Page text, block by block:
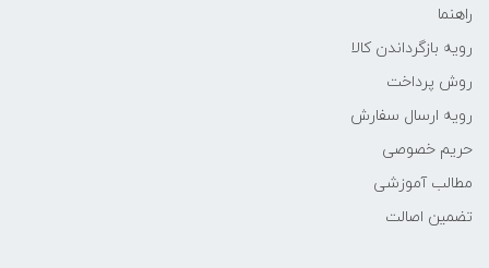
راهنما
رویه‌ بازگرداندن کالا
روش پرداخت
رویه ارسال سفارش
حریم خصوصی
مطالب آموزشی
تضمین اصالت